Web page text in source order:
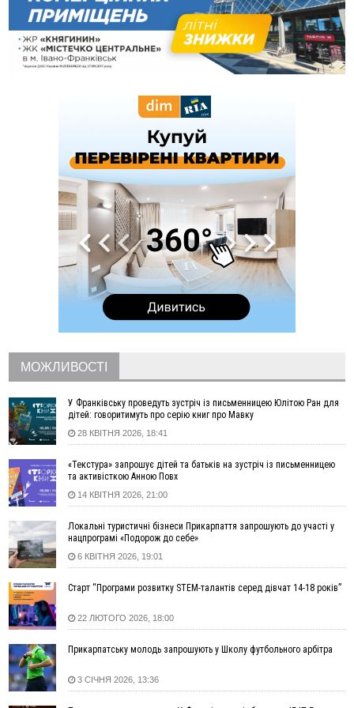
16:14
Франківець, який стріляв біля АЗС, вийшов під заставу та
був повторно затриманий
15:54
Прикарпатець прийшов у Пенсійний та заявив поліції про
гранату, бо йому не нарахували пенсію
У Болгарії затримали прикарпатця, який виготовляв
Стефанішина отримала нову підозру. Їй обирають
«Пілот з Лондона» видурив у жительки Коломийщини
майже 64 тисячі гривень
У четвер на Прикарпатті очікується сильна спека до 39°
На Снятинщині спіймали чоловіка, який зливав з цистерни
у полі невідому речовину
У МОЗ змінили підхід до госпіталізації та оновили правила
роботи стаціонарів
На межі Прикарпаття і Тернопільщини невідомі засипали
русло Золотої Липи та облаштували переправу
У Франківську та Яремче зафіксували нові температурні
пошкоджено цивільне підприємство
10:54
Верховний суд повернув державі 1,5 га лісу із трьома
ставками в Івано-Франківській громаді
10:10
На Каскаді замість веж планують зробити сквер з
дитмайданчиком
жінка
09:09
України
08:37
На Прикарпатті за пів року трапилось понад 100 ДТП через
нетверезих водіїв
08:08
рф масовано атакувала Київ та область: 14 загиблих,
04 Серпня
19:49
«Коли я обернувся, ворог уже був у нашій траншеї»:
19:34
В міському озері Франківська втопився чоловік
18:45
Є висока потреба у кількох групах крові: прикарпатців
просять у серпні ставати донорами
МОЖЛИВОСТІ
У Франківську проведуть зустріч із письменницею Юлітою Ран для
дітей: говоритимуть про серію книг про Мавку
28 КВІТНЯ 2026, 18:41
«Текстура» запрошує дітей та батьків на зустріч із письменницею
та активісткою Анною Повх
14 КВІТНЯ 2026, 21:00
Локальні туристичні бізнеси Прикарпаття запрошують до участі у
нацпрограмі «Подорож до себе»
6 КВІТНЯ 2026, 19:01
Старт “Програми розвитку STEM-талантів серед дівчат 14-18 років”
22 ЛЮТОГО 2026, 18:00
Прикарпатську молодь запрошують у Школу футбольного арбітра
3 СІЧНЯ 2026, 13:36